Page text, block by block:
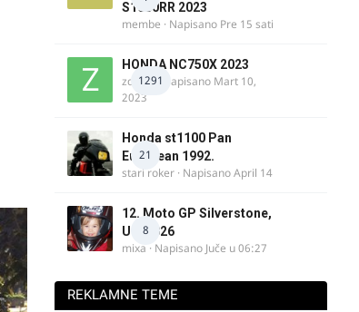
S1000RR 2023
membe · Napisano Pre 15 sati
1291
HONDA NC750X 2023
zdelija· Napisano Mart 10,
2023
21
Honda st1100 Pan
European 1992.
stari roker · NapisanoApril 14
8
12. Moto GP Silverstone,
UK, 2026
mixa · Napisano Juče u 06:27
REKLAMNE TEME